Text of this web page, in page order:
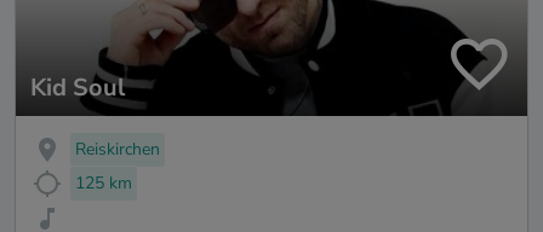
Kid Soul
Reiskirchen
125 km